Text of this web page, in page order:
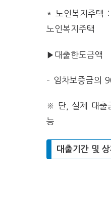
* 노인복지주택
노인복지주택
▶대출한도금액
– 임차보증금의
※ 단, 실제 대출
능
대출기간 및